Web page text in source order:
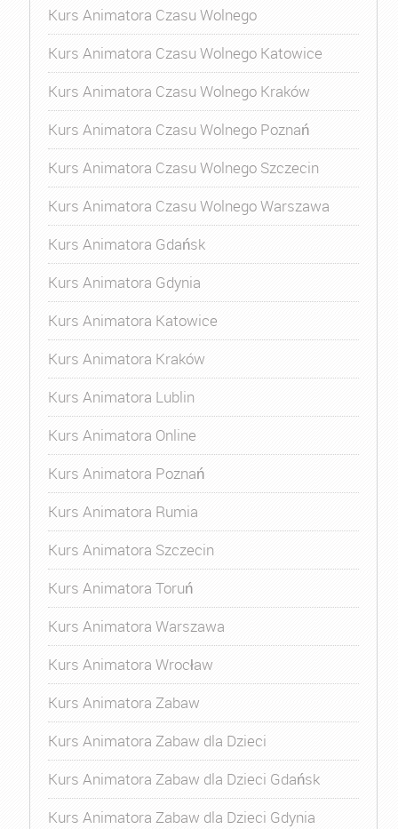
Kurs Animatora Czasu Wolnego
Kurs Animatora Czasu Wolnego Katowice
Kurs Animatora Czasu Wolnego Kraków
Kurs Animatora Czasu Wolnego Poznań
Kurs Animatora Czasu Wolnego Szczecin
Kurs Animatora Czasu Wolnego Warszawa
Kurs Animatora Gdańsk
Kurs Animatora Gdynia
Kurs Animatora Katowice
Kurs Animatora Kraków
Kurs Animatora Lublin
Kurs Animatora Online
Kurs Animatora Poznań
Kurs Animatora Rumia
Kurs Animatora Szczecin
Kurs Animatora Toruń
Kurs Animatora Warszawa
Kurs Animatora Wrocław
Kurs Animatora Zabaw
Kurs Animatora Zabaw dla Dzieci
Kurs Animatora Zabaw dla Dzieci Gdańsk
Kurs Animatora Zabaw dla Dzieci Gdynia